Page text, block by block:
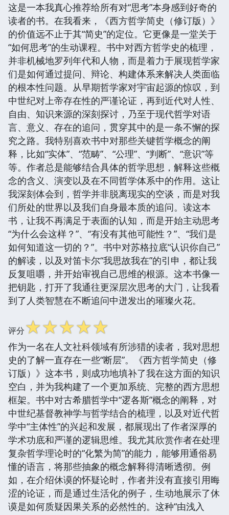
这是一本我真心推荐给所有对“思考”本身感到好奇的
读者的书。在我看来，《西方哲学简史（修订版）》
的价值远不止于其“简史”的定位。它更像是一堂关于
“如何思考”的生动课程。书中对西方哲学史的梳理，
并非机械地罗列年代和人物，而是着力于展现哲学家
们是如何通过提问、辩论、构建体系来解决人类面临
的根本性问题。从早期哲学家对宇宙起源的惊叹，到
中世纪对上帝存在性的严谨论证，再到近代对人性、
自由、知识来源的深刻探讨，乃至于现代哲学对语
言、意义、存在的追问，贯穿其中的是一条不懈的探
究之路。我特别喜欢书中对那些关键哲学概念的阐
释，比如“实体”、“范畴”、“公理”、“判断”、“意识”等
等。作者总是能够结合具体的哲学思想，解释这些概
念的含义、演变以及在不同哲学体系中的作用。这让
我深刻体会到，哲学并非脱离现实的空谈，而是对我
们所处的世界以及我们自身最本质的追问。读这本
书，让我不再满足于表面的认知，而是开始主动思考
“为什么会这样？”、“有没有其他可能性？”、“我们是
如何知道这一切的？”。书中对苏格拉底“认识你自己”
的解读，以及对笛卡尔“我思故我在”的引申，都让我
反复咀嚼，并开始审视自己思维的根源。这本书像一
把钥匙，打开了我通往更深层次思考的大门，让我看
到了人类智慧在不断追问中迸发出的璀璨火花。
评分☆☆☆☆☆
作为一名在人文社科领域有所涉猎的读者，我对思想
史的了解一直存在一些“断层”。《西方哲学简史（修
订版）》这本书，则成功地填补了我在这方面的知识
空白，并为我构建了一个更加系统、完整的西方思想
框架。书中对古希腊哲学中“逻各斯”概念的阐释，对
中世纪基督教神学与哲学结合的梳理，以及对近代哲
学中“主体性”的兴起和发展，都展现出了作者深厚的
学术功底和严谨的逻辑思维。我尤其欣赏作者在处理
复杂哲学理论时的“化繁为简”的能力，能够用通俗易
懂的语言，将那些抽象的概念解释得清晰透彻。例
如，在介绍休谟的怀疑论时，作者并没有直接引用晦
涩的论证，而是通过生活化的例子，生动地展示了休
谟是如何质疑因果关系的必然性的。这种“由浅入